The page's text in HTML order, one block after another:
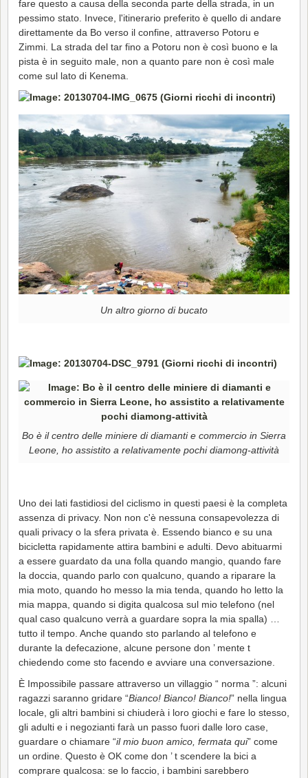
fare questo a causa della seconda parte della strada, in un
pessimo stato. Invece, l'itinerario preferito è quello di andare
direttamente da Bo verso il confine, attraverso Potoru e
Zimmi. La strada del tar fino a Potoru non è così buono e la
pista è in seguito male, non a quanto pare non è così male
come sul lato di Kenema.
Un altro giorno di bucato
Bo è il centro delle miniere di diamanti e commercio in Sierra
Leone, ho assistito a relativamente pochi diamong-attività
Uno dei lati fastidiosi del ciclismo in questi paesi è la completa
assenza di privacy. Non non c'è nessuna consapevolezza di
quali privacy o la sfera privata è. Essendo bianco e su una
bicicletta rapidamente attira bambini e adulti. Devo abituarmi
a essere guardato da una folla quando mangio, quando fare
la doccia, quando parlo con qualcuno, quando a riparare la
mia moto, quando ho messo la mia tenda, quando ho letto la
mia mappa, quando si digita qualcosa sul mio telefono (nel
qual caso qualcuno verrà a guardare sopra la mia spalla) …
tutto il tempo. Anche quando sto parlando al telefono e
durante la defecazione, alcune persone don ’ mente t
chiedendo come sto facendo e avviare una conversazione.
È Impossibile passare attraverso un villaggio “ norma ”: alcuni
ragazzi saranno gridare “Bianco! Bianco! Bianco!” nella lingua
locale, gli altri bambini si chiuderà i loro giochi e fare lo stesso,
gli adulti e i negozianti farà un passo fuori dalle loro case,
guardare o chiamare “il mio buon amico, fermata qui” come
un ordine. Questo è OK come don ’ t scendere la bici a
comprare qualcosa: se lo faccio, i bambini sarebbero